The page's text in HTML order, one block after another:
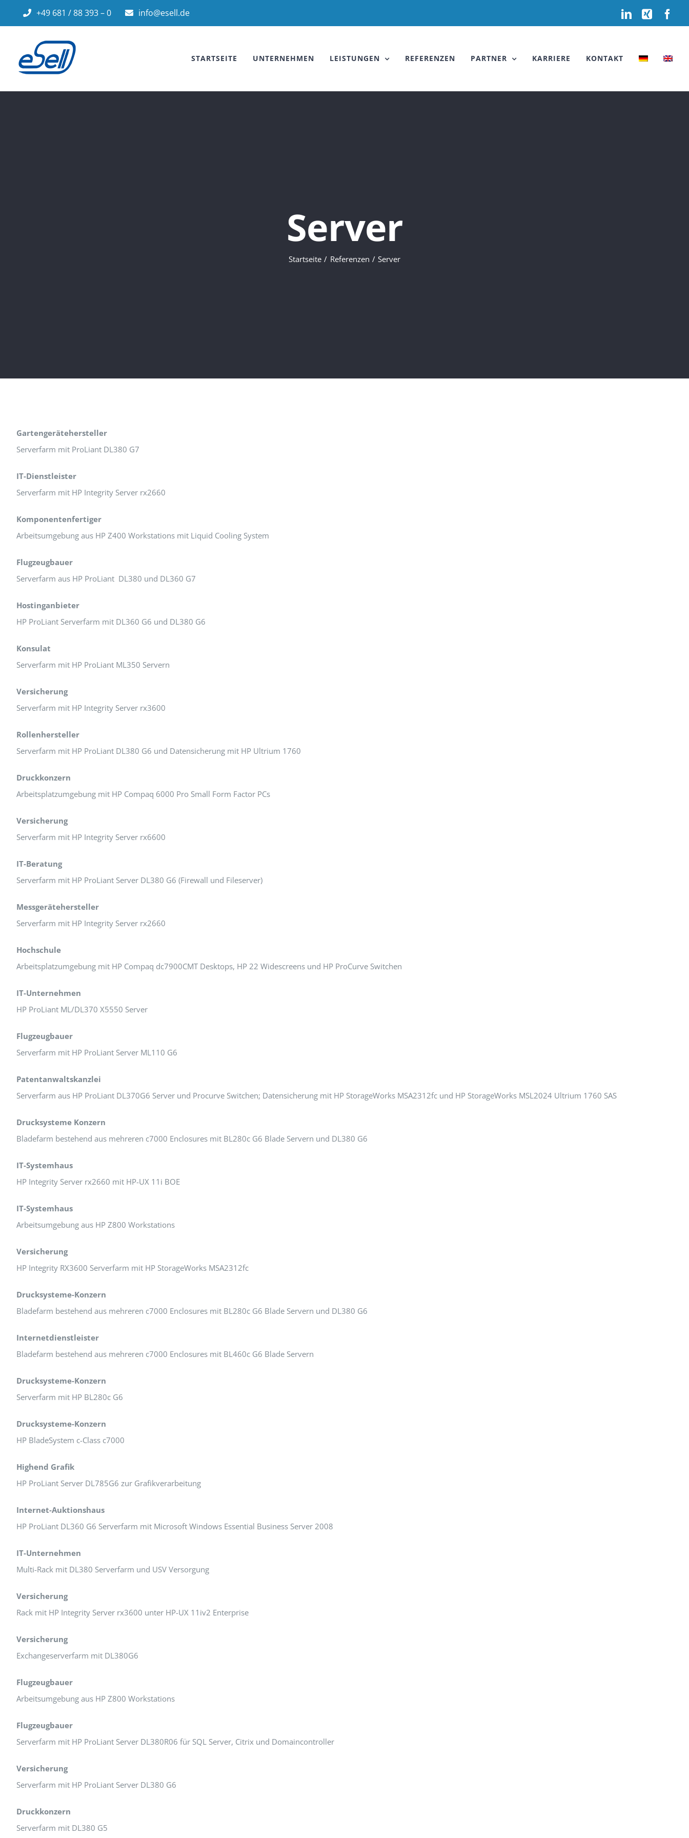
Inhalt
+49 681 / 88 393 – 0 info@esell.de LinkedIn
Xing
STARTSEITE UNTERNEHMEN LEISTUNGEN REFERENZEN PARTNER KARRIERE KONTAKT
Server
Startseite Referenzen Server
Gartengerätehersteller
Serverfarm mit ProLiant DL380 G7
IT-Dienstleister
Serverfarm mit HP Integrity Server rx2660
Komponentenfertiger
Arbeitsumgebung aus HP Z400 Workstations mit Liquid Cooling System
Flugzeugbauer
Serverfarm aus HP ProLiant DL380 und DL360 G7
Hostinganbieter
HP ProLiant Serverfarm mit DL360 G6 und DL380 G6
Konsulat
Serverfarm mit HP ProLiant ML350 Servern
Versicherung
Serverfarm mit HP Integrity Server rx3600
Rollenhersteller
Serverfarm mit HP ProLiant DL380 G6 und Datensicherung mit HP Ultrium 1760
Druckkonzern
Arbeitsplatzumgebung mit HP Compaq 6000 Pro Small Form Factor PCs
Versicherung
Serverfarm mit HP Integrity Server rx6600
IT-Beratung
Serverfarm mit HP ProLiant Server DL380 G6 (Firewall und Fileserver)
Messgerätehersteller
Serverfarm mit HP Integrity Server rx2660
Hochschule
Arbeitsplatzumgebung mit HP Compaq dc7900CMT Desktops, HP 22 Widescreens und HP ProCurve Switchen
IT-Unternehmen
HP ProLiant ML/DL370 X5550 Server
Flugzeugbauer
Serverfarm mit HP ProLiant Server ML110 G6
Patentanwaltskanzlei
Serverfarm aus HP ProLiant DL370G6 Server und Procurve Switchen; Datensicherung mit HP StorageWorks MSA2312fc und HP StorageWorks MSL2024 Ultrium 1760 SAS
Drucksysteme Konzern
Bladefarm bestehend aus mehreren c7000 Enclosures mit BL280c G6 Blade Servern und DL380 G6
IT-Systemhaus
HP Integrity Server rx2660 mit HP-UX 11i BOE
IT-Systemhaus
Arbeitsumgebung aus HP Z800 Workstations
Versicherung
HP Integrity RX3600 Serverfarm mit HP StorageWorks MSA2312fc
Drucksysteme-Konzern
Bladefarm bestehend aus mehreren c7000 Enclosures mit BL280c G6 Blade Servern und DL380 G6
Internetdienstleister
Bladefarm bestehend aus mehreren c7000 Enclosures mit BL460c G6 Blade Servern
Drucksysteme-Konzern
Serverfarm mit HP BL280c G6
Drucksysteme-Konzern
HP BladeSystem c-Class c7000
Highend Grafik
HP ProLiant Server DL785G6 zur Grafikverarbeitung
Internet-Auktionshaus
HP ProLiant DL360 G6 Serverfarm mit Microsoft Windows Essential Business Server 2008
IT-Unternehmen
Multi-Rack mit DL380 Serverfarm und USV Versorgung
Versicherung
Rack mit HP Integrity Server rx3600 unter HP-UX 11iv2 Enterprise
Versicherung
Exchangeserverfarm mit DL380G6
Flugzeugbauer
Arbeitsumgebung aus HP Z800 Workstations
Flugzeugbauer
Serverfarm mit HP ProLiant Server DL380R06 für SQL Server, Citrix und Domaincontroller
Versicherung
Serverfarm mit HP ProLiant Server DL380 G6
Druckkonzern
Serverfarm mit DL380 G5